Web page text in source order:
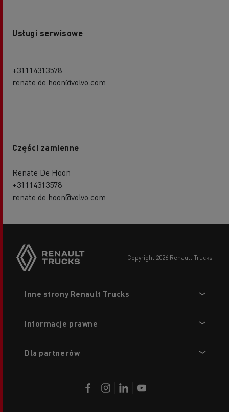
Usługi serwisowe
+31114313578
renate.de.hoon@volvo.com
Części zamienne
Renate De Hoon
+31114313578
renate.de.hoon@volvo.com
copyright 2026 Renault Trucks
menu
Inne strony Renault Trucks
Informacje prawne
Dla partnerów